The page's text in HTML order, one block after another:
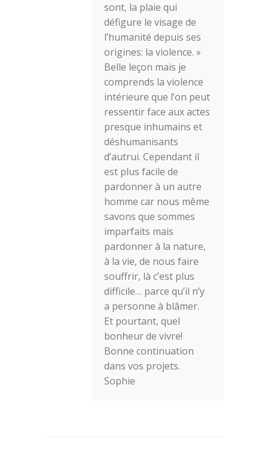
sont, la plaie qui
défigure le visage de
l’humanité depuis ses
origines: la violence. »
Belle leçon mais je
comprends la violence
intérieure que l’on peut
ressentir face aux actes
presque inhumains et
déshumanisants
d’autrui. Cependant il
est plus facile de
pardonner à un autre
homme car nous même
savons que sommes
imparfaits mais
pardonner à la nature,
à la vie, de nous faire
souffrir, là c’est plus
difficile… parce qu’il n’y
a personne à blâmer.
Et pourtant, quel
bonheur de vivre!
Bonne continuation
dans vos projets.
Sophie